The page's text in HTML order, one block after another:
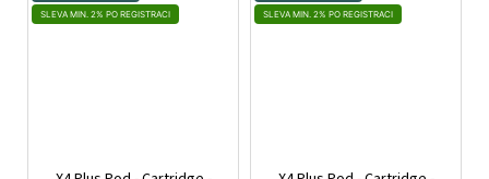
SLEVA MIN. 2% PO REGISTRACI SLEVA MIN. 2% PO REGISTRACI